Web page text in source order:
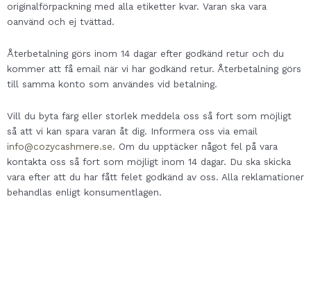
originalförpackning med alla etiketter kvar. Varan ska vara
oanvänd och ej tvättad.
Återbetalning görs inom 14 dagar efter godkänd retur och du
kommer att få email när vi har godkänd retur. Återbetalning görs
till samma konto som användes vid betalning.
Vill du byta färg eller storlek meddela oss så fort som möjligt
så att vi kan spara varan åt dig. Informera oss via email
info@cozycashmere.se. Om du upptäcker något fel på vara
kontakta oss så fort som möjligt inom 14 dagar. Du ska skicka
vara efter att du har fått felet godkänd av oss. Alla reklamationer
behandlas enligt konsumentlagen.